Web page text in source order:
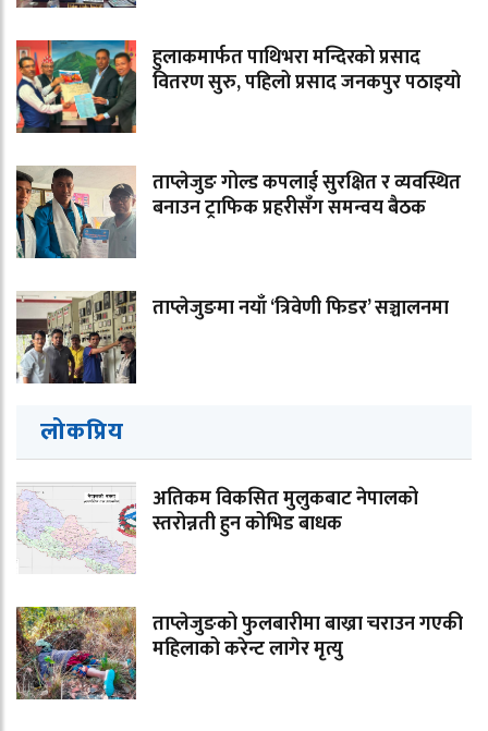
हुलाकमार्फत पाथिभरा मन्दिरको प्रसाद
वितरण सुरु, पहिलो प्रसाद जनकपुर पठाइयो
ताप्लेजुङ गोल्ड कपलाई सुरक्षित र व्यवस्थित
बनाउन ट्राफिक प्रहरीसँग समन्वय बैठक
ताप्लेजुङमा नयाँ ‘त्रिवेणी फिडर’ सञ्चालनमा
लोकप्रिय
अतिकम विकसित मुलुकबाट नेपालको
स्तरोन्नती हुन कोभिड बाधक
ताप्लेजुङको फुलबारीमा बाख्रा चराउन गएकी
महिलाको करेन्ट लागेर मृत्यु